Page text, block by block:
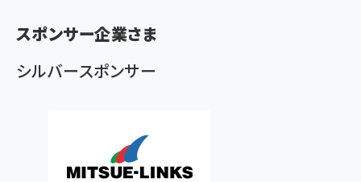
く
ず
スポンサー企業さま
シルバースポンサー